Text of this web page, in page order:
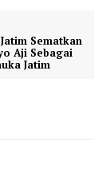
Sematkan
Aji Sebagai
Jatim